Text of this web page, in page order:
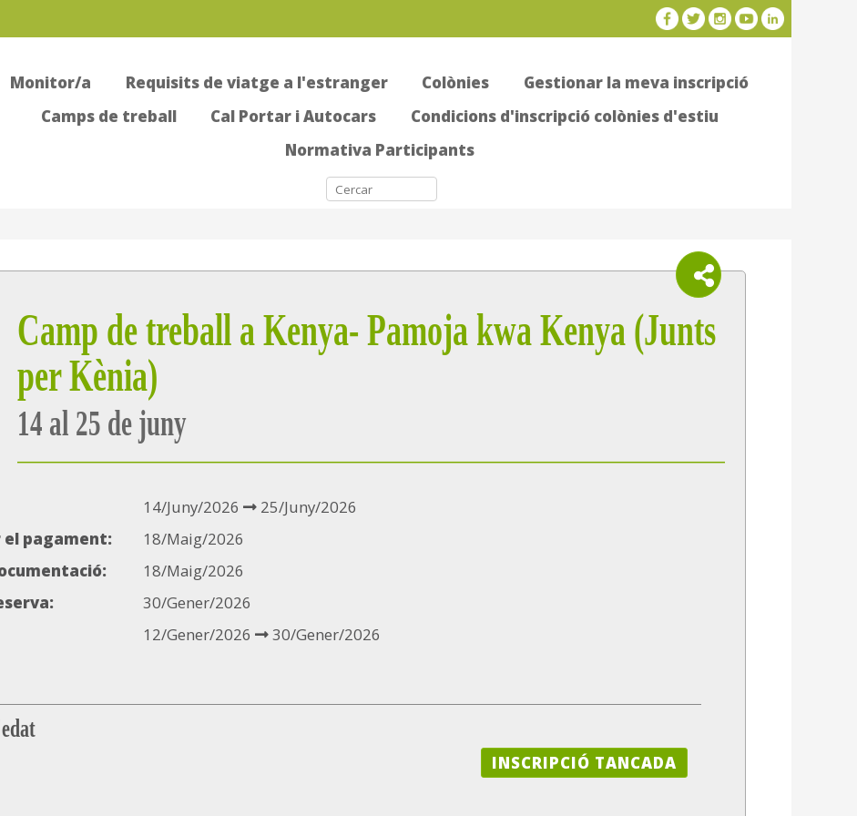
Monitor/a Requisits de viatge a l'estranger Colònies
Gestionar la meva inscripció
Camps de treball
Cal Portar i Autocars
Condicions d'inscripció colònies d'estiu
Normativa Participants
Camp de treball a Kenya- Pamoja kwa Kenya (Junts
per Kènia)
14 al 25 de juny
14/Juny/2026
25/Juny/2026
pagament:
18/Maig/2026
18/Maig/2026
30/Gener/2026
12/Gener/2026 30/Gener/2026
INSCRIPCIÓ TANCADA